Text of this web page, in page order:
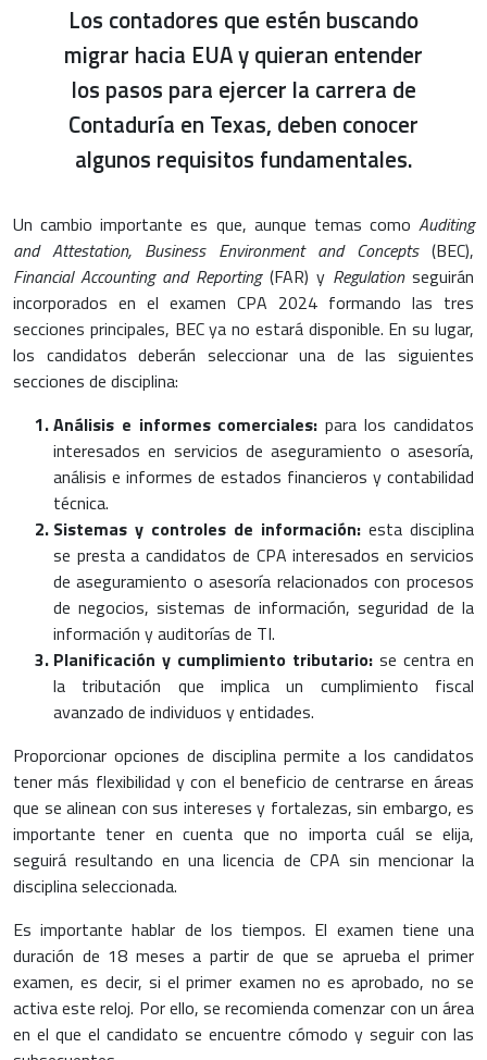
Los contadores que estén buscando
migrar hacia EUA y quieran entender
los pasos para ejercer la carrera de
Contaduría en Texas, deben conocer
algunos requisitos fundamentales.
Un cambio importante es que, aunque temas como Auditing
and Attestation, Business Environment and Concepts(BEC),
Financial Accounting and Reporting(FAR) y Regulationseguirán
incorporados en el examen CPA 2024 formando las tres
secciones principales, BEC ya no estará disponible. En su lugar,
los candidatos deberán seleccionar una de las siguientes
secciones de disciplina:
Análisis e informes comerciales: para los candidatos
interesados en servicios de aseguramiento o asesoría,
análisis e informes de estados financieros y contabilidad
técnica.
Sistemas y controles de información:esta disciplina
se presta a candidatos de CPA interesados en servicios
de aseguramiento o asesoría relacionados con procesos
de negocios, sistemas de información, seguridad de la
información y auditorías de TI.
Planificación y cumplimiento tributario:se centra en
la tributación que implica un cumplimiento fiscal
avanzado de individuos y entidades.
Proporcionar opciones de disciplina permite a los candidatos
tener más flexibilidad y con el beneficio de centrarse en áreas
que se alinean con sus intereses y fortalezas, sin embargo, es
importante tener en cuenta que no importa cuál se elija,
seguirá resultando en una licencia de CPA sin mencionar la
disciplina seleccionada.
Es importante hablar de los tiempos. El examen tiene una
duración de 18 meses a partir de que se aprueba el primer
examen, es decir, si el primer examen no es aprobado, no se
activa este reloj. Por ello, se recomienda comenzar con un área
en el que el candidato se encuentre cómodo y seguir con las